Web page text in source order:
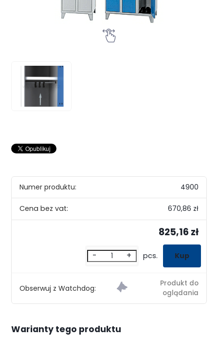
Numer produktu: 4900
670,86 zł
825,16 zł
Obserwuj z Watchdog:
- + pcs.
Warianty tego produktu